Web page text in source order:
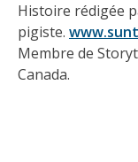
Histoire rédigée
pigiste.
Membre de
Canada.